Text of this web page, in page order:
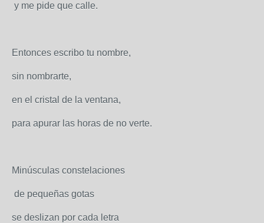
y me pide que calle.
Entonces escribo tu nombre,
sin nombrarte,
en el cristal de la ventana,
para apurar las horas de no verte.
Minúsculas constelaciones
de pequeñas gotas
se deslizan por cada letra